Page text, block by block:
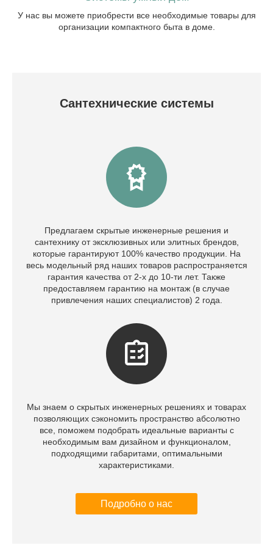
У нас вы можете приобрести все необходимые товары для
организации компактного быта в доме.
Сантехнические системы
Предлагаем скрытые инженерные решения и
сантехнику от эксклюзивных или элитных брендов,
которые гарантируют 100% качество продукции. На
весь модельный ряд наших товаров распространяется
гарантия качества от 2-х до 10-ти лет. Также
предоставляем гарантию на монтаж (в случае
привлечения наших специалистов) 2 года.
Мы знаем о скрытых инженерных решениях и товарах
позволяющих сэкономить пространство абсолютно
все, поможем подобрать идеальные варианты с
необходимым вам дизайном и функционалом,
подходящими габаритами, оптимальными
характеристиками.
Подробно о нас